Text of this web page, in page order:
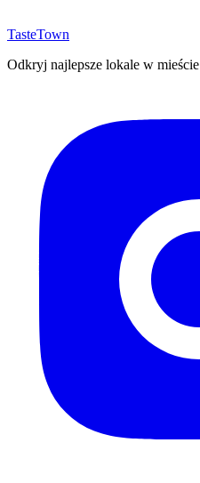
TasteTown
Odkryj najlepsze lokale w mieście